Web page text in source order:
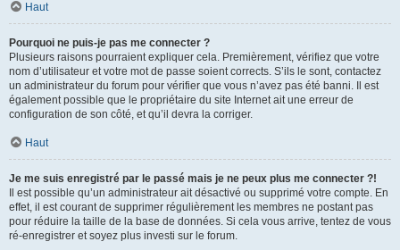
Haut
Pourquoi ne puis-je pas me connecter ?
Plusieurs raisons pourraient expliquer cela. Premièrement, vérifiez que votre
nom d’utilisateur et votre mot de passe soient corrects. S’ils le sont, contactez
un administrateur du forum pour vérifier que vous n’avez pas été banni. Il est
également possible que le propriétaire du site Internet ait une erreur de
configuration de son côté, et qu’il devra la corriger.
Haut
Je me suis enregistré par le passé mais je ne peux plus me connecter ?!
Il est possible qu’un administrateur ait désactivé ou supprimé votre compte. En
effet, il est courant de supprimer régulièrement les membres ne postant pas
pour réduire la taille de la base de données. Si cela vous arrive, tentez de vous
ré-enregistrer et soyez plus investi sur le forum.